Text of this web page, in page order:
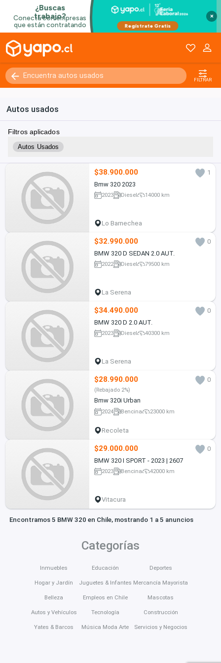
×
FILTRAR
Autos usados
Filtros aplicados
Autos Usados
$38.900.000
1
Bmw 320 2023
2023 Diesel 14000 km
Lo Barnechea
$32.990.000
0
BMW 320 D SEDAN 2.0 AUT.
2022 Diesel 79500 km
La Serena
$34.490.000
0
BMW 320 D 2.0 AUT.
2023 Diesel 40300 km
La Serena
$28.990.000 0
(Rebajado 2%)
Bmw 320i Urban
2024 Bencina 23000 km
Recoleta
$29.000.000
0
BMW 320 I SPORT - 2023 | 2607
2023 Bencina 42000 km
Vitacura
Encontramos 5 BMW 320 en Chile, mostrando 1 a 5 anuncios
Categorías
Inmuebles
Hogar y Jardín
Belleza
Autos y Vehículos
Yates & Barcos
Educación
Juguetes & Infantes
Empleos en Chile
Tecnología
Música Moda Arte
Deportes
Mercancía Mayorista
Mascotas
Construcción
Servicios y Negocios